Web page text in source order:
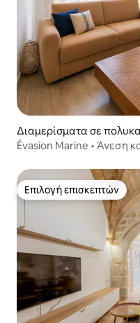
Διαμερίσματα σε
auguio
Évasion Marine • Άνεση
Επιλογή επισκεπτών
Επιλογή επισκεπτών